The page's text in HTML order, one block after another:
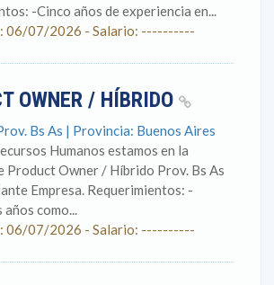
-Cinco años de experiencia en...
06/07/2026 - Salario: ----------
OWNER / HÍBRIDO
Bs As | Provincia: Buenos Aires
Humanos estamos en la
Product Owner / Híbrido Prov. Bs As
Empresa. Requerimientos: -
como...
06/07/2026 - Salario: ----------